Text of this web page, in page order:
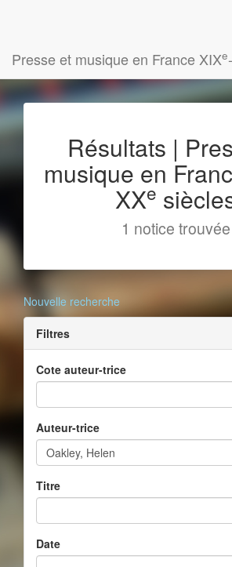
Presse et musique en France XIXe
Résultats |
musique en
XXe
1 notice trouvée
Nouvelle recherche
Filtres
Cote auteur-trice
Auteur-trice
Titre
Date